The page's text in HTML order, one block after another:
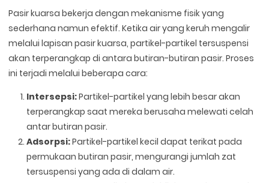
Pasir kuarsa bekerja dengan mekanisme fisik yang
sederhana namun efektif. Ketika air yang keruh mengalir
melalui lapisan pasir kuarsa, partikel-partikel tersuspensi
akan terperangkap di antara butiran-butiran pasir. Proses
ini terjadi melalui beberapa cara:
Intersepsi:Partikel-partikel yang lebih besar akan
terperangkap saat mereka berusaha melewati celah
antar butiran pasir.
Adsorpsi:Partikel-partikel kecil dapat terikat pada
permukaan butiran pasir, mengurangi jumlah zat
tersuspensi yang ada di dalam air.